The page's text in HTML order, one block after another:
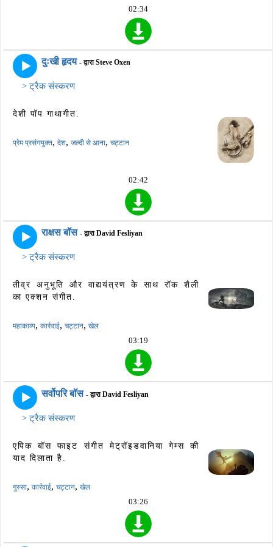
02:34
दुःखी हृदय - द्वारा Steve Oxen
> ट्रैक संस्करण
देशी पॉप गाथागीत.
प्रेम प्रसंगयुक्त, देश, जल्दी से आना, चट्टान
02:42
राक्षस बॉस - द्वारा David Fesliyan
> ट्रैक संस्करण
तीव्र अनुभूति और वाद्ययंत्रण के साथ रॉक शैली
का एक्शन संगीत.
महाकाव्य, कार्रवाई, चट्टान, खेल
03:19
सर्वोपरि बॉस - द्वारा David Fesliyan
> ट्रैक संस्करण
एपिक बॉस फाइट संगीत मेट्रॉइडवानिया गेम्स की
याद दिलाता है.
गुस्सा, कार्रवाई, चट्टान, खेल
03:26